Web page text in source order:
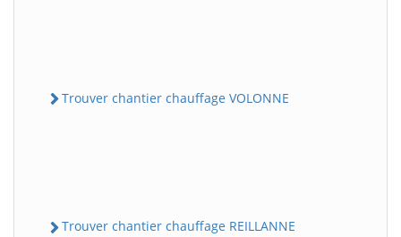
Trouver chantier chauffage VOLONNE
Trouver chantier chauffage REILLANNE